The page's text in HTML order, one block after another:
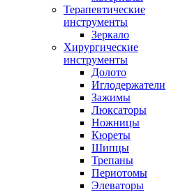
Терапевтические
инструменты
Зеркало
Хирургические
инструменты
Долото
Иглодержатели
Зажимы
Люксаторы
Ножницы
Кюреты
Шипцы
Трепаны
Периотомы
Элеваторы